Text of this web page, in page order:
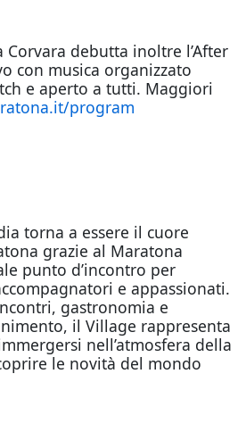
Corvara debutta inoltre l’After
con musica organizzato
e aperto a tutti. Maggiori
program
torna a essere il cuore
grazie al Maratona
punto d’incontro per
e appassionati.
gastronomia e
il Village rappresenta
nell’atmosfera della
le novità del mondo